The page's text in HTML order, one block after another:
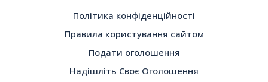
Політика конфіденційності
Правила користування сайтом
Подати оголошення
Надішліть Своє Оголошення